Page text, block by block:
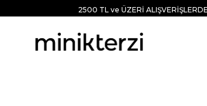
2500 TL ve ÜZERİ